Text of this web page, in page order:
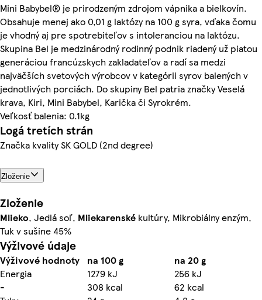
Mini Babybel® je prirodzeným zdrojom vápnika a bielkovín.
Obsahuje menej ako 0,01 g laktózy na 100 g syra, vďaka čomu
je vhodný aj pre spotrebiteľov s intoleranciou na laktózu.
Skupina Bel je medzinárodný rodinný podnik riadený už piatou
generáciou francúzskych zakladateľov a radí sa medzi
najväčších svetových výrobcov v kategórii syrov balených v
jednotlivých porciách. Do skupiny Bel patria značky Veselá
krava, Kiri, Mini Babybel, Karička či Syrokrém.
Veľkosť balenia: 0.1kg
Logá tretích strán
Značka kvality SK GOLD (2nd degree)
Zloženie
Zloženie
Mlieko, Jedlá soľ, Mliekarenské kultúry, Mikrobiálny enzým,
Tuk v sušine 45%
Výživové údaje
Výživové hodnoty na 100 g
na 20 g
Energia
1279 kJ
256 kJ
-
308 kcal
62 kcal